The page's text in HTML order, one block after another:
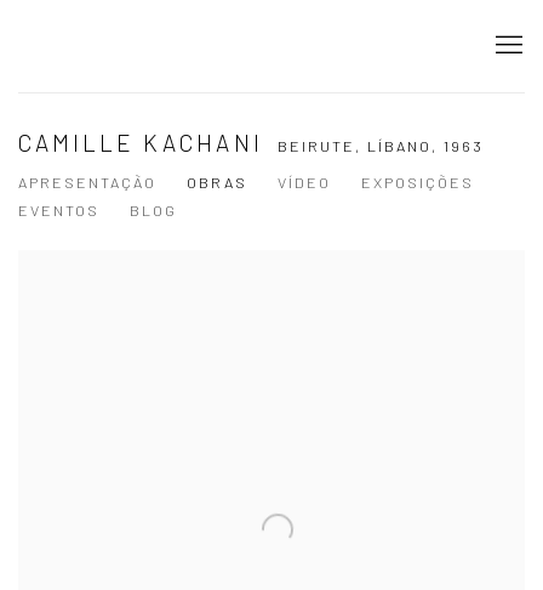
CAMILLE KACHANI BEIRUTE, LÍBANO, 1963
APRESENTAÇÃO
OBRAS VÍDEO
EXPOSIÇÕES
EVENTOS
BLOG